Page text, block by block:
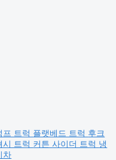
프 트럭 플랫베드 트럭 후크
시 트럭 커튼 사이더 트럭 냉
차